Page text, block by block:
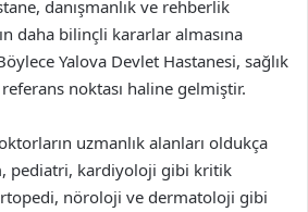
danışmanlık ve rehberlik
daha bilinçli kararlar almasına
Yalova Devlet Hastanesi, sağlık
noktası haline gelmiştir.
uzmanlık alanları oldukça
pediatri, kardiyoloji gibi kritik
nöroloji ve dermatoloji gibi